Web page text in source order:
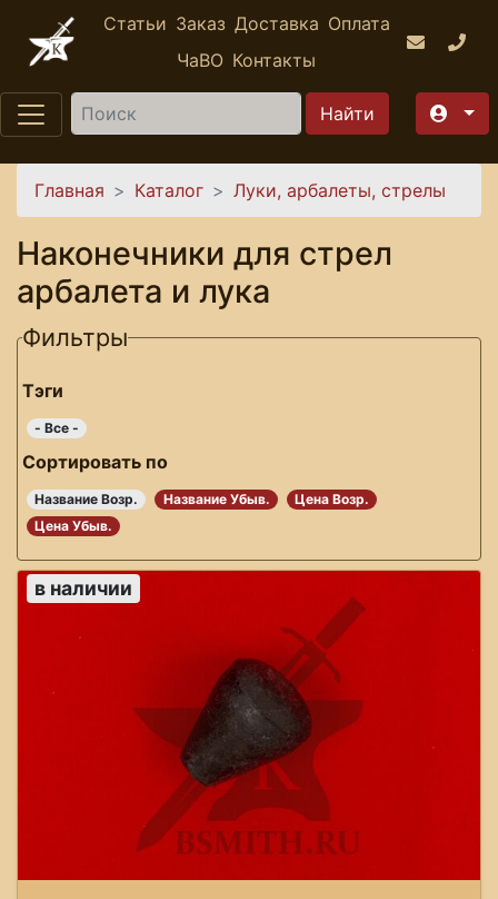
Перейти к основному содержанию
Статьи Заказ Доставка Оплата
ЧаВО Контакты
Найти
Вы здесь
Главная Каталог Луки, арбалеты, стрелы
Наконечники для стрел
арбалета и лука
Фильтры
Тэги
- Все -
Сортировать по
Название Возр. Название Убыв.
Цена Возр.
Цена Убыв.
в наличии